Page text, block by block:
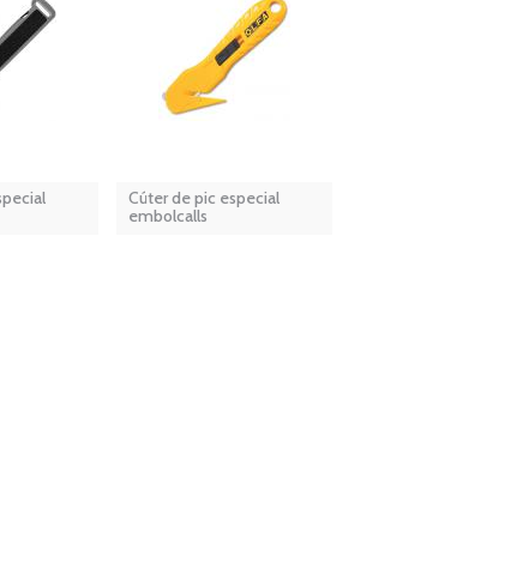
Cúter de pic especial
embolcalls